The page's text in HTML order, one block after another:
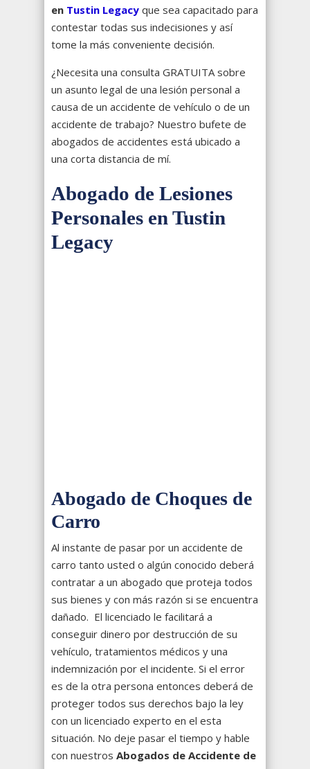
en Tustin Legacy que sea capacitado para
contestar todas sus indecisiones y así
tome la más conveniente decisión.
¿Necesita una consulta GRATUITA sobre
un asunto legal de una lesión personal a
causa de un accidente de vehículo o de un
accidente de trabajo? Nuestro bufete de
abogados de accidentes está ubicado a
una corta distancia de mí.
Abogado de Lesiones
Personales en Tustin
Legacy
Abogado de Choques de
Carro
Al instante de pasar por un accidente de
carro tanto usted o algún conocido deberá
contratar a un abogado que proteja todos
sus bienes y con más razón si se encuentra
dañado. El licenciado le facilitará a
conseguir dinero por destrucción de su
vehículo, tratamientos médicos y una
indemnización por el incidente. Si el error
es de la otra persona entonces deberá de
proteger todos sus derechos bajo la ley
con un licenciado experto en el esta
situación. No deje pasar el tiempo y hable
con nuestros Abogados de Accidente de